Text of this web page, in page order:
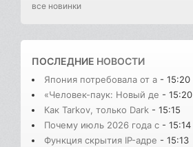
все новинки
ПОСЛЕДНИЕ НОВОСТИ
Япония потребовала от а - 15:20
«Человек-паук: Новый де - 15:20
Как Tarkov, только Dark - 15:15
Почему июль 2026 года с - 15:14
Функция скрытия IP-адре - 15:13